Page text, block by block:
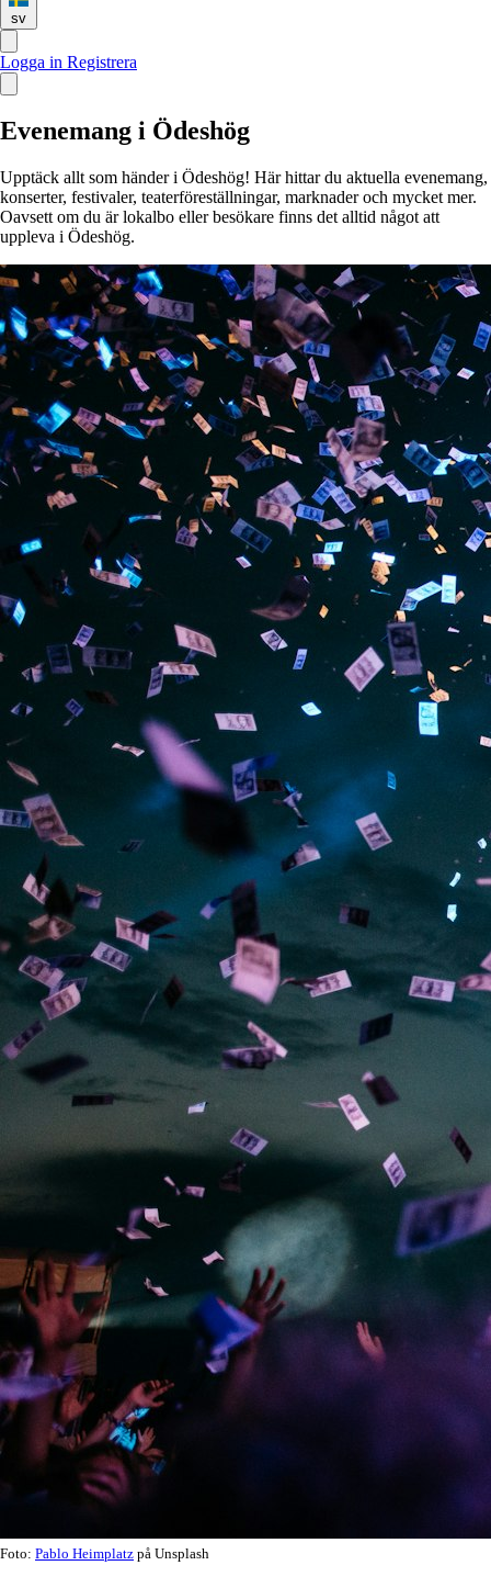
sv
Logga in Registrera
Evenemang i Ödeshög
Upptäck allt som händer i Ödeshög! Här hittar du aktuella evenemang,
konserter, festivaler, teaterföreställningar, marknader och mycket mer.
Oavsett om du är lokalbo eller besökare finns det alltid något att
uppleva i Ödeshög.
Foto: Pablo Heimplatz på Unsplash